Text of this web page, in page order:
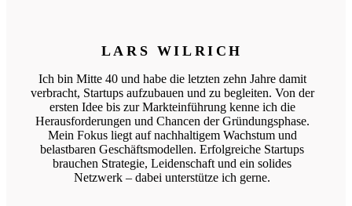
LARS WILRICH
Ich bin Mitte 40 und habe die letzten zehn Jahre damit
verbracht, Startups aufzubauen und zu begleiten. Von der
ersten Idee bis zur Markteinführung kenne ich die
Herausforderungen und Chancen der Gründungsphase.
Mein Fokus liegt auf nachhaltigem Wachstum und
belastbaren Geschäftsmodellen. Erfolgreiche Startups
brauchen Strategie, Leidenschaft und ein solides
Netzwerk – dabei unterstütze ich gerne.